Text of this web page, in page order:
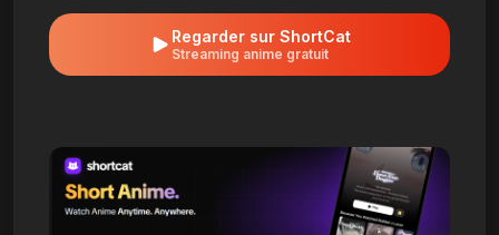
Regarder sur ShortCat
Streaming anime gratuit